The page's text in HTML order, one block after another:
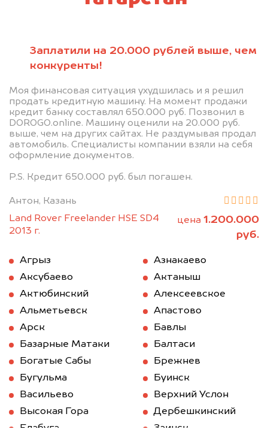
Заплатили на 20.000 рублей выше, чем
конкуренты!
Моя финансовая ситуация ухудшилась и я решил
продать кредитную машину. На момент продажи
кредит банку составлял 650.000 руб. Позвонил в
DOROGO.online. Машину оценили на 20.000 руб.
выше, чем на других сайтах. Не раздумывая продал
автомобиль. Специалисты компании взяли на себя
оформление документов.
P.S. Кредит 650.000 руб. был погашен.
Антон, Казань
Land Rover Freelander HSE SD4
2013 г.
цена 1.200.000
руб.
Агрыз
Азнакаево
Аксубаево
Актаныш
Актюбинский
Алексеевское
Альметьевск
Апастово
Арск
Бавлы
Базарные Матаки
Балтаси
Богатые Сабы
Брежнев
Бугульма
Буинск
Васильево
Верхний Услон
Высокая Гора
Дербешкинский
Елабуга
Заинск